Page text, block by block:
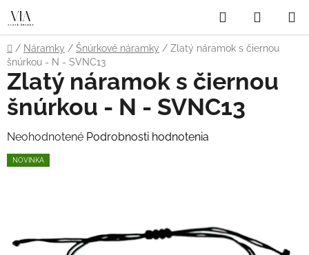
Prejsť
na
obsah
Hľadať
KOŠÍK
Domov
/ Náramky / Šnúrkové náramky / Zlatý náramok s čiernou
šnúrkou - N - SVNC13
Zlatý náramok s čiernou
šnúrkou - N - SVNC13
Priemerné
hodnotenie
5
Neohodnotené Podrobnosti hodnotenia
NOVINKA